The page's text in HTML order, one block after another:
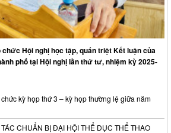
Hội nghị học tập, quán triệt Kết luận của
phố tại Hội nghị lần thứ tư, nhiệm kỳ 2025-
kỳ họp thứ 3 – kỳ họp thường lệ giữa năm
CHUẨN BỊ ĐẠI HỘI THỂ DỤC THỂ THAO